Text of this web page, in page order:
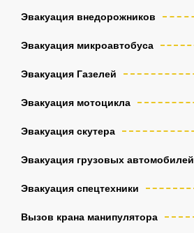
Эвакуация внедорожников
Эвакуация микроавтобуса
Эвакуация Газелей
Эвакуация мотоцикла
Эвакуация скутера
Эвакуация грузовых автомобилей
Эвакуация спецтехники
Вызов крана манипулятора